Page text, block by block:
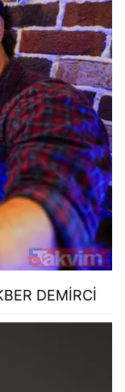
DEMİRCİ